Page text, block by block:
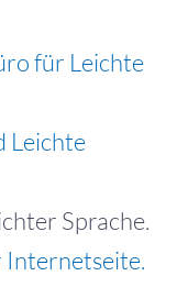
für Leichte
Leichte
Sprache.
Internetseite.